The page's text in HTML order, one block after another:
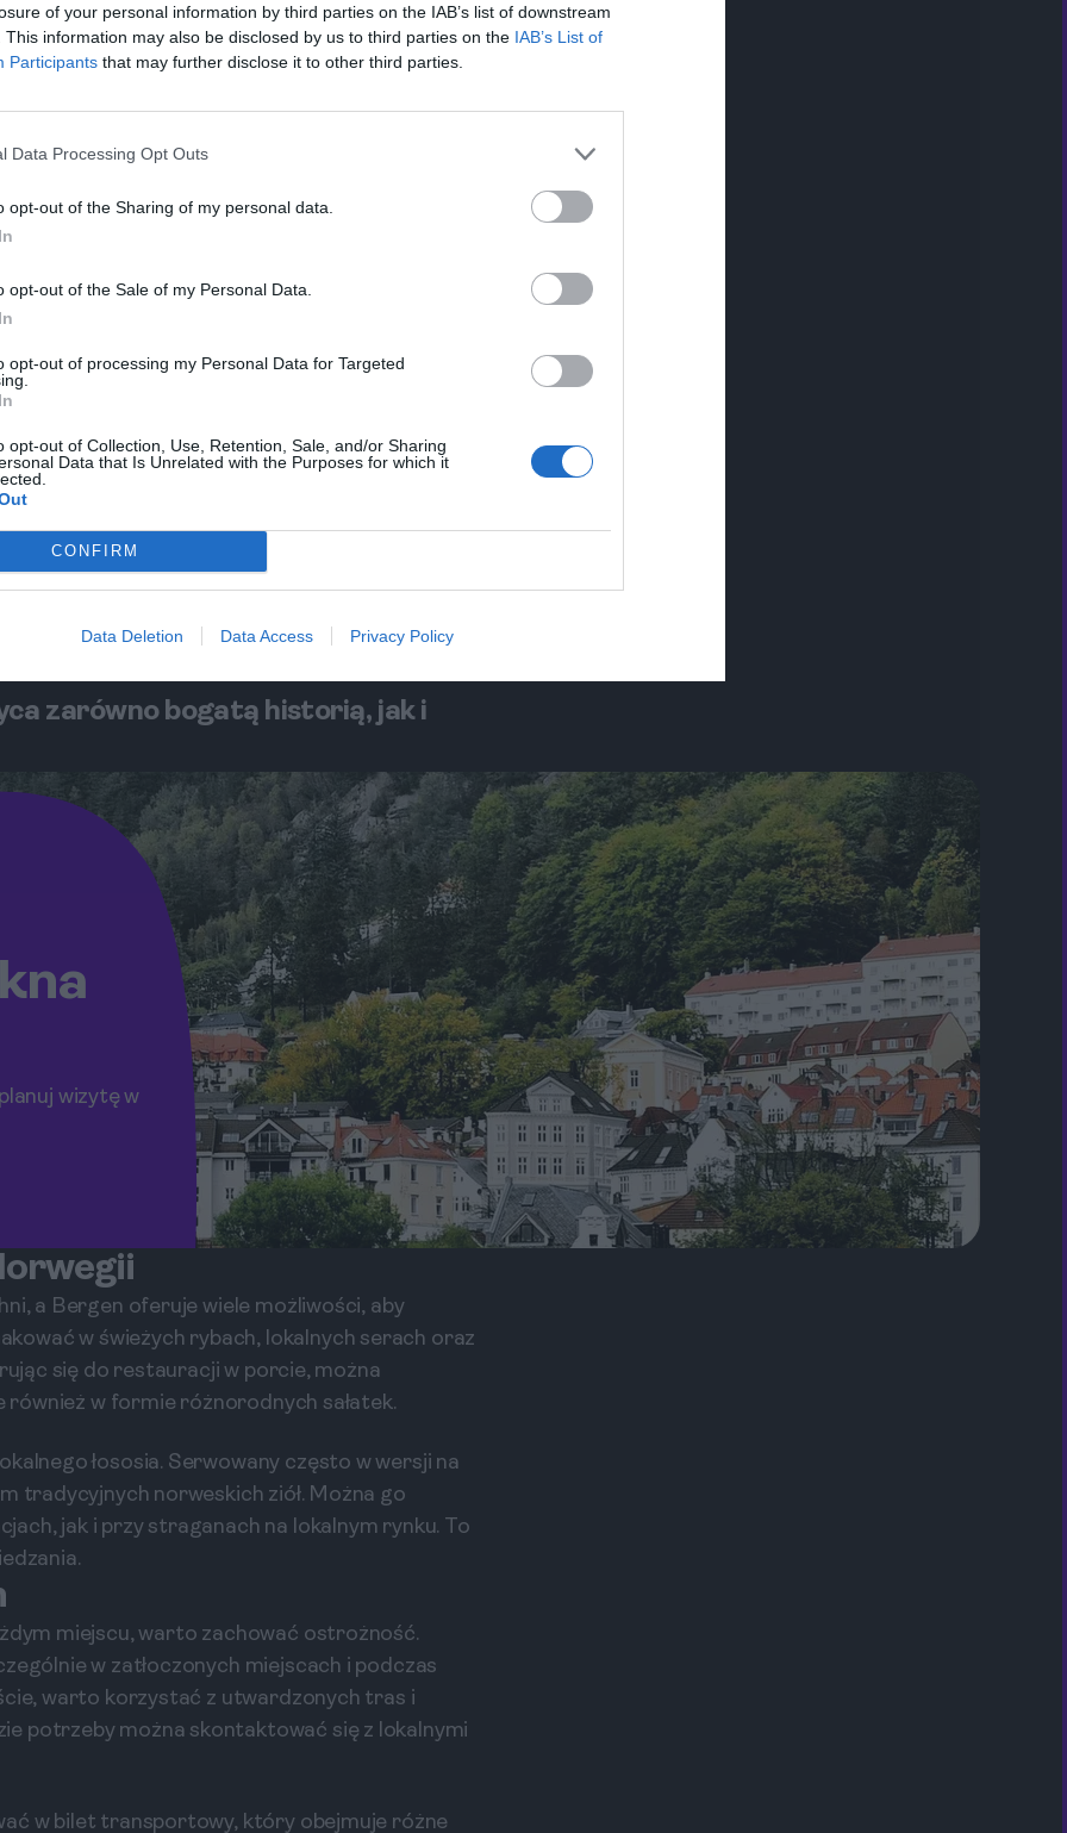
of your personal information by third parties on the IAB’s list of downstream
This information may also be disclosed by us to third parties on the IAB’s List of
Participants that may further disclose it to other third parties.
Data Processing Opt Outs
opt-out of the Sharing of my personal data.
opt-out of the Sale of my Personal Data.
opt-out of processing my Personal Data for Targeted
opt-out of Collection, Use, Retention, Sale, and/or Sharing
Data that Is Unrelated with the Purposes for which it
CONFIRM
Data Deletion Data Access Privacy Policy
dysponuje lotniskiem, które obsługuje zarówno
tramwaje oraz autobusy, które szybko i
podróżować samochodem, pozwoli to na
Warto rozważyć wynajem auta, aby móc
letnie, szczególnie od czerwca do
i przyjemną pogodą. Mimo że Bergen jest
niż w pozostałych okresach roku.
udział w lokalnych festiwalach oraz
które zadowolą każdego podróżnika. Od
w których warto się zatrzymać to:
zależy od preferencji oraz budżetu. Jeśli
rozważyć nocleg w centrum.
i zaułków, które zachęcają do spacerów.
z przytulnymi, drewnianymi domami
magii. Mijając te piękne zakątki, warto
zarówno bogatą historią, jak i
wizytę w
a Bergen oferuje wiele możliwości, aby
w świeżych rybach, lokalnych serach oraz
się do restauracji w porcie, można
w formie różnorodnych sałatek.
łososia. Serwowany często w wersji na
tradycyjnych norweskich ziół. Można go
jak i przy straganach na lokalnym rynku. To
miejscu, warto zachować ostrożność.
w zatłoczonych miejscach i podczas
warto korzystać z utwardzonych tras i
potrzeby można skontaktować się z lokalnymi
w bilet transportowy, który obejmuje różne